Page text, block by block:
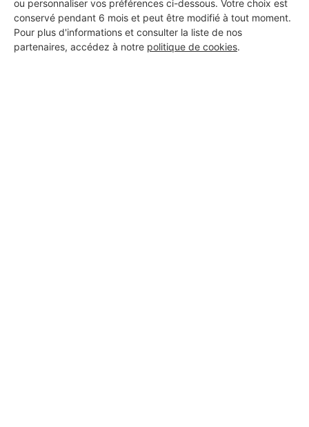
ou personnaliser vos préférences ci-dessous. Votre choix est
conservé pendant 6 mois et peut être modifié à tout moment.
Pour plus d'informations et consulter la liste de nos
partenaires, accédez à notre politique de cookies.
Aucun autre professionnel disponible dans cette zone
géographique.